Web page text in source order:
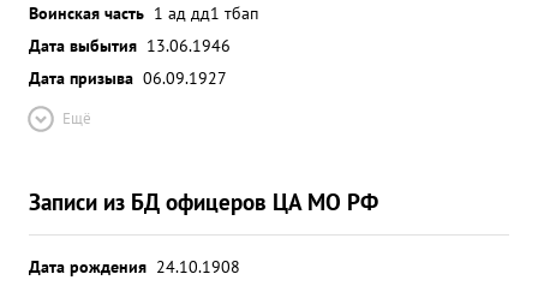
Воинская часть 1 ад дд1 тбап
Дата выбытия 13.06.1946
Дата призыва 06.09.1927
Ещё
Записи из БД офицеров ЦА МО РФ
Дата рождения 24.10.1908